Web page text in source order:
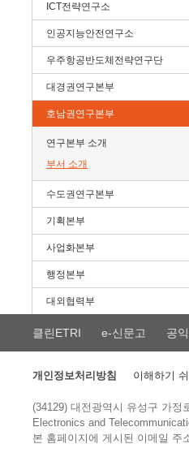
ICT전략연구소
인공지능안전연구소
우주항공반도체전략연구단
대경권연구본부
호남권연구본부
연구본부 소개
부서 소개
수도권연구본부
기획본부
사업화본부
행정본부
대외협력부
클린ETRI e-신문고 공
개인정보처리방침 이해하기
(34129) 대전광역시 유성구 가정
Electronics and
본 홈페이지에 게시된 이메일 주